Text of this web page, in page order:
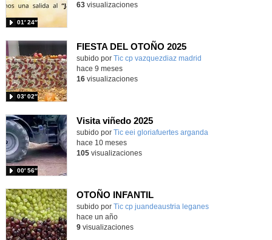
01′ 24″
63visualizaciones
FIESTA DEL OTOÑO 2025
Contenido educativo.
subido por Tic cp vazquezdiaz madrid
03′ 02″
hace 9 meses
16visualizaciones
Visita viñedo 2025
Contenido educativo.
subido por Tic eei gloriafuertes arganda
00′ 56″
hace 10 meses
105visualizaciones
OTOÑO INFANTIL
Contenido educativo.
subido por Tic cp juandeaustria leganes-
hace un año
9visualizaciones